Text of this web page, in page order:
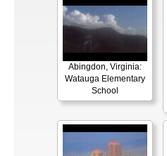
Abingdon, Virginia:
Watauga Elementary
School